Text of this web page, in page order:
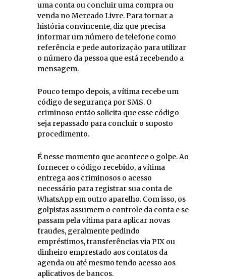
uma conta ou concluir uma compra ou
venda no Mercado Livre. Para tornar a
história convincente, diz que precisa
informar um número de telefone como
referência e pede autorização para utilizar
o número da pessoa que está recebendo a
mensagem.
Pouco tempo depois, a vítima recebe um
código de segurança por SMS. O
criminoso então solicita que esse código
seja repassado para concluir o suposto
procedimento.
É nesse momento que acontece o golpe. Ao
fornecer o código recebido, a vítima
entrega aos criminosos o acesso
necessário para registrar sua conta de
WhatsApp em outro aparelho. Com isso, os
golpistas assumem o controle da conta e se
passam pela vítima para aplicar novas
fraudes, geralmente pedindo
empréstimos, transferências via PIX ou
dinheiro emprestado aos contatos da
agenda ou até mesmo tendo acesso aos
aplicativos de bancos.